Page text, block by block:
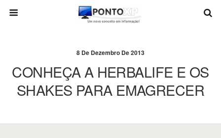
8 De Dezembro De 2013
CONHEÇA A HERBALIFE E OS
SHAKES PARA EMAGRECER